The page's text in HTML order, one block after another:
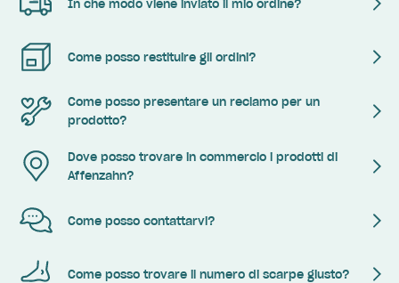
In che modo viene inviato il mio ordine?
Come posso restituire gli ordini?
Come posso presentare un reclamo per un
prodotto?
Dove posso trovare in commercio i prodotti di
Affenzahn?
Come posso contattarvi?
Come posso trovare il numero di scarpe giusto?